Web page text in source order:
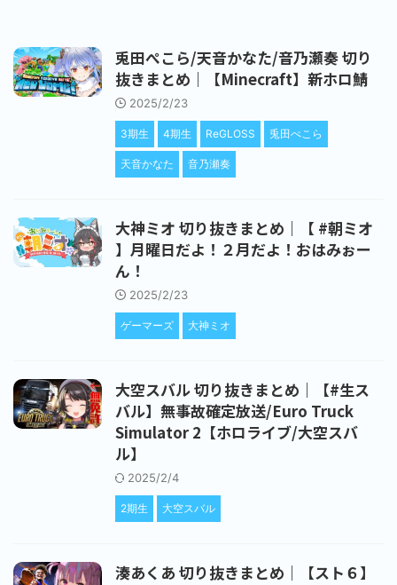
兎田ぺこら/天音かなた/音乃瀬奏 切り
抜きまとめ｜【Minecraft】新ホロ鯖
2025/2/23
3期生 4期生 ReGLOSS 兎田ぺこら
天音かなた 音乃瀬奏
大神ミオ 切り抜きまとめ｜【 #朝ミオ
】月曜日だよ！２月だよ！おはみぉー
ん！
2025/2/23
ゲーマーズ 大神ミオ
大空スバル 切り抜きまとめ｜【#生ス
バル】無事故確定放送/Euro Truck
Simulator 2【ホロライブ/大空スバ
ル】
2025/2/4
2期生 大空スバル
湊あくあ 切り抜きまとめ｜【スト６】